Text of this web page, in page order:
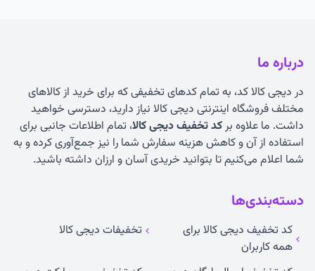
درباره ما
در دیجی کالا کد، به تمام کدهای تخفیفی که برای خرید از کالاهای
مختلف فروشگاه اینترنتی دیجی کالا نیاز دارید، دسترسی خواهید
داشت. ما علاوه برکد تخفیف دیجی کالا، تمام اطلاعات جانبی برای
استفاده از آن و کاهش هزینه سفارش شما را نیز جمع‌آوری کرده و به
شما اعلام می‌کنیم تا بتوانید خریدی آسان و ارزان داشته باشید.
دسته‌بندی‌ها
کد تخفیف دیجی کالا برای
همه کاربران
تخفیفات دیجی کالا